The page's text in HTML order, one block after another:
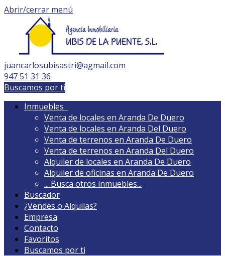
Abrir/cerrar menú
juancarlosubisastri@agmail.com
947 51 31 36
Buscamos por ti
Inmuebles
Venta de locales en Aranda De Duero
Venta de locales en Aranda Del Duero
Venta de terrenos en Aranda De Duero
Venta de terrenos en Aranda Del Duero
Alquiler de locales en Aranda De Duero
Alquiler de oficinas en Aranda De Duero
... Busca otros inmuebles...
Buscador
¿Vendes o Alquilas?
Empresa
Contacto
Favoritos
Buscamos por ti